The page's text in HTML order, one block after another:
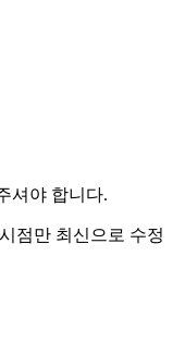
셔야 합니다.
점만 최신으로 수정